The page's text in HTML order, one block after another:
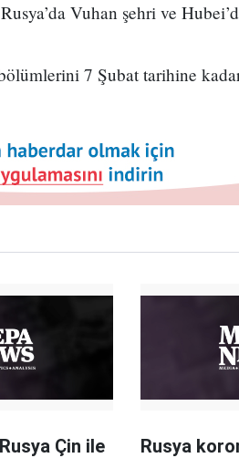
Vuhan şehri ve
7 Şubat tarihine
Çin ile
Rusya